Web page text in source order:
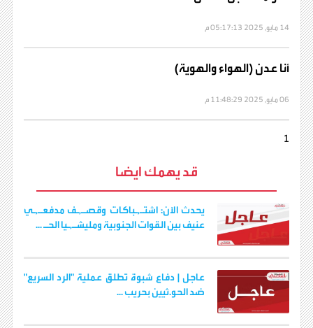
14 مايو, 2025 05:17:13 م
أنا عدن (الهواء والهوية)
06 مايو, 2025 11:48:29 م
1
قد يهمك ايضا
يحدث الآن: اشتـ,ـباكات وقصـ,ـف مدفعـ,ـي
عنيف بين القوات الجنوبية ومليشـ,ـيا الحـ ...
عاجل | دفاع شبوة تطلق عملية "الرد السريع"
ضد الحو.ثيين بحريب ...